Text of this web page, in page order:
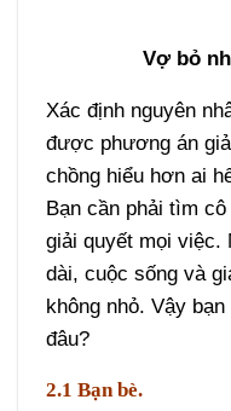
Vợ bỏ
Xác định nguyên
được phương án
chồng hiểu hơn ai
Bạn cần phải tìm
giải quyết mọi việc.
dài, cuộc sống và
không nhỏ. Vậy
đâu?
2.1 Bạn bè.